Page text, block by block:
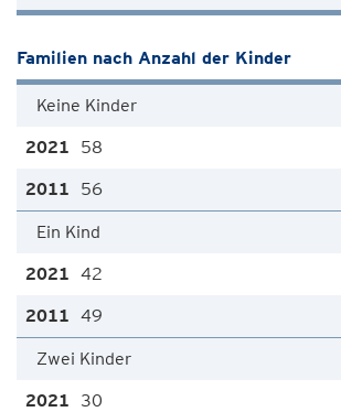
Familien nach Anzahl der Kinder
Keine Kinder
58
56
Ein Kind
42
49
Zwei Kinder
30